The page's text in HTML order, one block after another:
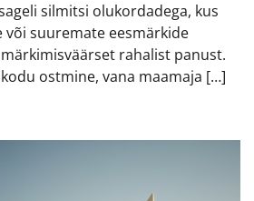
silmitsi olukordadega, kus
suuremate eesmärkide
rahalist panust.
ostmine, vana maamaja […]